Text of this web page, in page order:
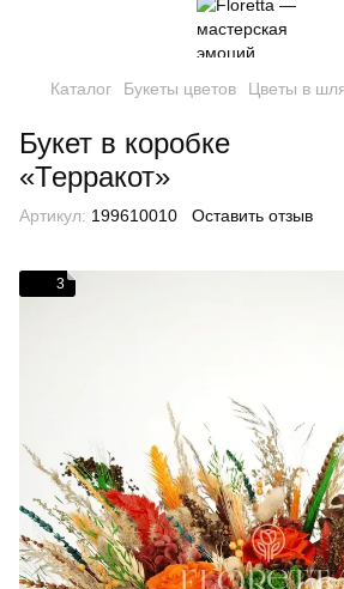
Каталог Букеты цветов Цветы в
Букет в коробке
«Терракот»
Артикул: 199610010 Оставить отзыв
3